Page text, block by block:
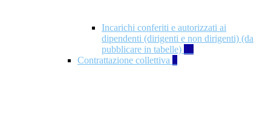
Incarichi conferiti e autorizzati ai
dipendenti (dirigenti e non dirigenti) (da
pubblicare in tabelle) 18
Contrattazione collettiva 2